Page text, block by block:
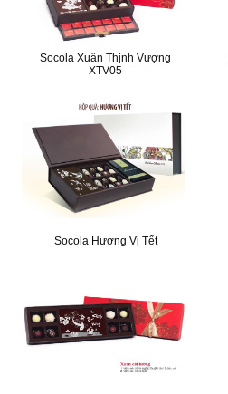
Socola Xuân Thịnh Vượng
XTV05
Socola Hương Vị Tết